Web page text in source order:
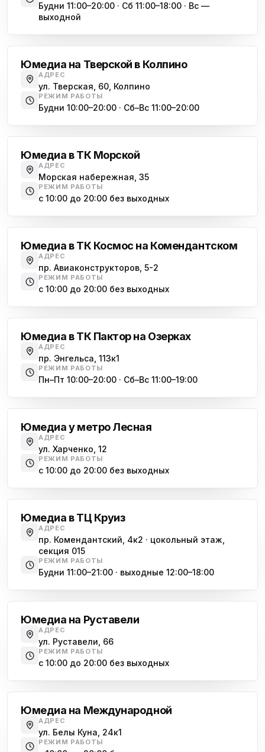
Будни 11:00–20:00 · Сб 11:00–18:00 · Вс —
выходной
Юмедиа на Тверской в Колпино
АДРЕС
ул. Тверская, 60, Колпино
РЕЖИМ РАБОТЫ
Будни 10:00–20:00 · Сб–Вс 11:00–20:00
Юмедиа в ТК Морской
АДРЕС
Морская набережная, 35
РЕЖИМ РАБОТЫ
с 10:00 до 20:00 без выходных
Юмедиа в ТК Космос на Комендантском
АДРЕС
пр. Авиаконструкторов, 5-2
РЕЖИМ РАБОТЫ
с 10:00 до 20:00 без выходных
Юмедиа в ТК Пактор на Озерках
АДРЕС
пр. Энгельса, 113к1
РЕЖИМ РАБОТЫ
Пн–Пт 10:00–20:00 · Сб–Вс 11:00–19:00
Юмедиа у метро Лесная
АДРЕС
ул. Харченко, 12
РЕЖИМ РАБОТЫ
с 10:00 до 20:00 без выходных
Юмедиа в ТЦ Круиз
АДРЕС
пр. Комендантский, 4к2 · цокольный этаж,
секция 015
РЕЖИМ РАБОТЫ
Будни 11:00–21:00 · выходные 12:00–18:00
Юмедиа на Руставели
АДРЕС
ул. Руставели, 66
РЕЖИМ РАБОТЫ
с 10:00 до 20:00 без выходных
Юмедиа на Международной
АДРЕС
ул. Белы Куна, 24к1
РЕЖИМ РАБОТЫ